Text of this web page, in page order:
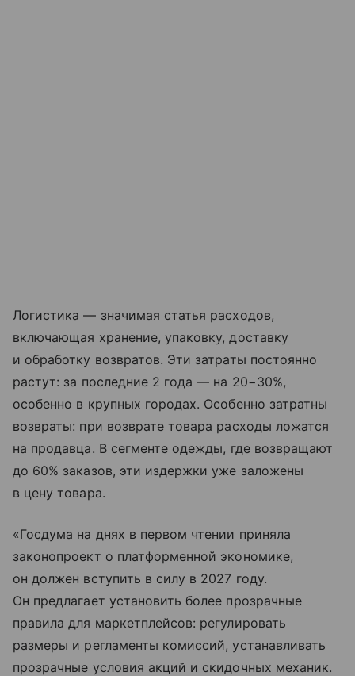
Логистика — значимая статья расходов,
включающая хранение, упаковку, доставку
и обработку возвратов. Эти затраты постоянно
растут: за последние 2 года — на 20−30%,
особенно в крупных городах. Особенно затратны
возвраты: при возврате товара расходы ложатся
на продавца. В сегменте одежды, где возвращают
до 60% заказов, эти издержки уже заложены
в цену товара.
«Госдума на днях в первом чтении приняла
законопроект о платформенной экономике,
он должен вступить в силу в 2027 году.
Он предлагает установить более прозрачные
правила для маркетплейсов: регулировать
размеры и регламенты комиссий, устанавливать
прозрачные условия акций и скидочных механик.